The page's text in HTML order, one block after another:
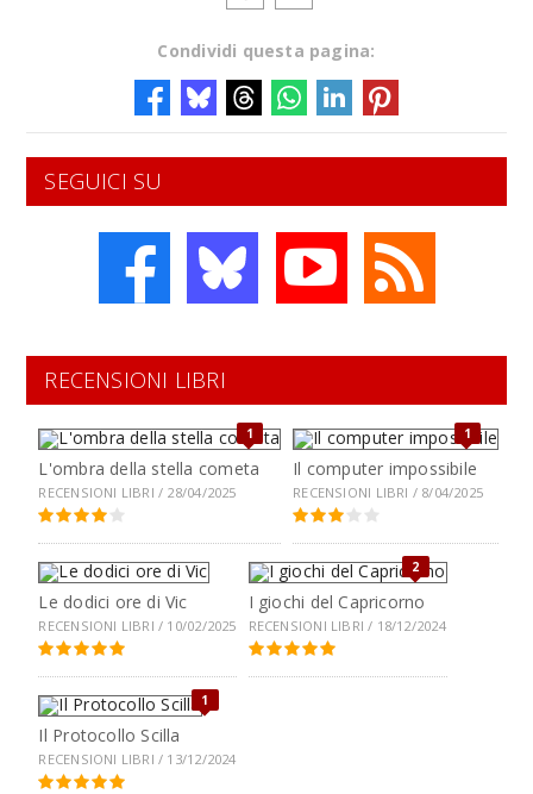
Condividi questa pagina:
SEGUICI SU
RECENSIONI LIBRI
1
L'ombra della stella cometa
RECENSIONI LIBRI / 28/04/2025
1
Il computer impossibile
RECENSIONI LIBRI / 8/04/2025
Le dodici ore di Vic
RECENSIONI LIBRI / 10/02/2025
2
I giochi del Capricorno
RECENSIONI LIBRI / 18/12/2024
1
Il Protocollo Scilla
RECENSIONI LIBRI / 13/12/2024